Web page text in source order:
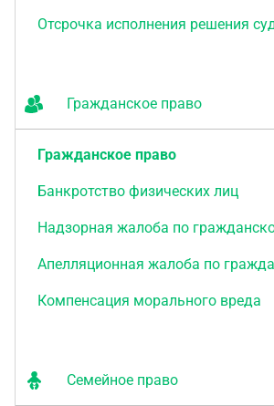
Отсрочка исполнения решения
Гражданское право
Гражданское право
Банкротство физических лиц
Надзорная жалоба по
Апелляционная жалоба по
Компенсация морального вреда
Семейное право